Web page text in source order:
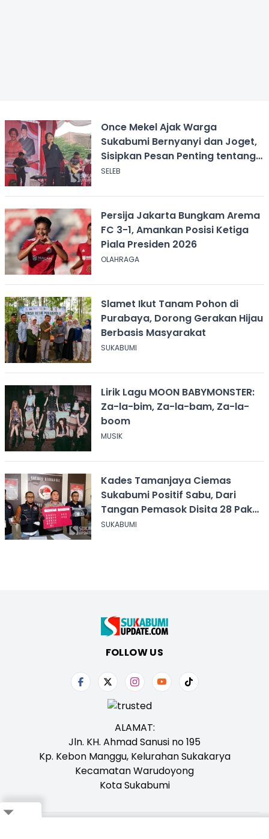
Once Mekel Ajak Warga
Sukabumi Bernyanyi dan Joget,
Sisipkan Pesan Penting tentang
ASI
SELEB
Persija Jakarta Bungkam Arema
FC 3-1, Amankan Posisi Ketiga
Piala Presiden 2026
OLAHRAGA
Slamet Ikut Tanam Pohon di
Purabaya, Dorong Gerakan Hijau
Berbasis Masyarakat
SUKABUMI
Lirik Lagu MOON BABYMONSTER:
Za-la-bim, Za-la-bam, Za-la-
boom
MUSIK
Kades Tamanjaya Ciemas
Sukabumi Positif Sabu, Dari
Tangan Pemasok Disita 28 Paket
Narkoba
SUKABUMI
FOLLOW US
ALAMAT:
Jln. KH. Ahmad Sanusi no 195
Kp. Kebon Manggu, Kelurahan Sukakarya
Kecamatan Warudoyong
Kota Sukabumi